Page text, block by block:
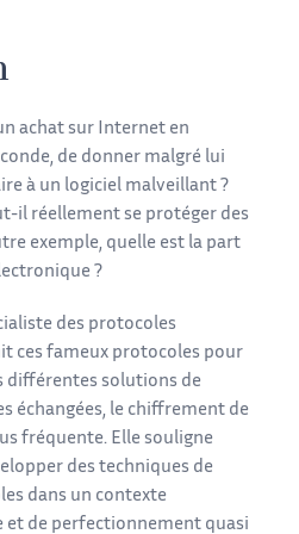
achat sur Internet en
de donner malgré lui
à un logiciel malveillant ?
il réellement se protéger des
exemple, quelle est la part
?
des protocoles
ces fameux protocoles pour
différentes solutions de
échangées, le chiffrement de
fréquente. Elle souligne
des techniques de
dans un contexte
et de perfectionnement quasi